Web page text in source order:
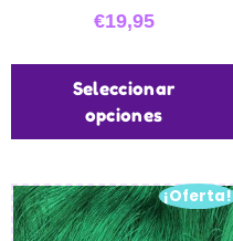
€19,95
Seleccionar
opciones
¡Oferta!